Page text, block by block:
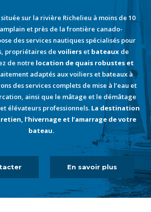
sur la rivière Richelieu à moins de 10
et près de la frontière canado-
des services nautiques spécialisés pour
propriétaires de voiliers et bateaux de
de notre location de quais robustes et
adaptés aux voiliers et bateaux à
des services complets de mise à l’eau et
ainsi que le mâtage et le démâtage
élévateurs professionnels. La destination
l’hivernage et l’amarrage de votre
bateau.
En savoir plus